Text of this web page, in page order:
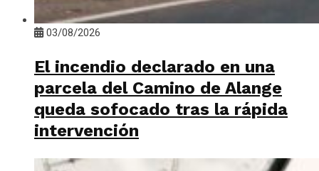
03/08/2026
El incendio declarado en una
parcela del Camino de Alange
queda sofocado tras la rápida
intervención